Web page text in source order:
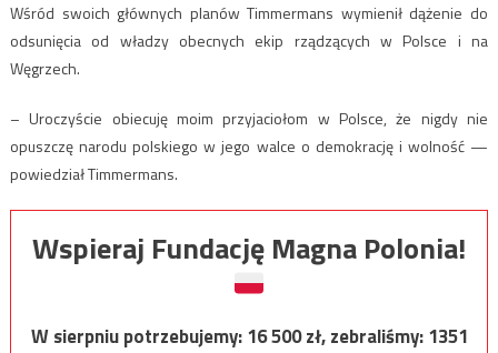
Wśród swoich głównych planów Timmermans wymienił dążenie do
odsunięcia od władzy obecnych ekip rządzących w Polsce i na
Węgrzech.
– Uroczyście obiecuję moim przyjaciołom w Polsce, że nigdy nie
opuszczę narodu polskiego w jego walce o demokrację i wolność —
powiedział Timmermans.
Wspieraj Fundację Magna Polonia!
W sierpniu potrzebujemy:16 500zł, zebraliśmy:1351